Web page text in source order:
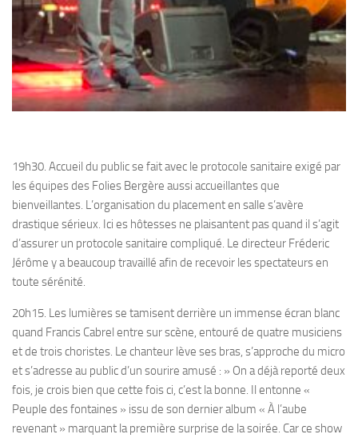
19h30. Accueil du public se fait avec le protocole sanitaire exigé par
les équipes des Folies Bergère aussi accueillantes que
bienveillantes. L’organisation du placement en salle s’avère
drastique sérieux. Ici es hôtesses ne plaisantent pas quand il s’agit
d’assurer un protocole sanitaire compliqué. Le directeur Fréderic
Jérôme y a beaucoup travaillé afin de recevoir les spectateurs en
toute sérénité.
20h15. Les lumières se tamisent derrière un immense écran blanc
quand Francis Cabrel entre sur scène, entouré de quatre musiciens
et de trois choristes. Le chanteur lève ses bras, s’approche du micro
et s’adresse au public d’un sourire amusé : » On a déjà reporté deux
fois, je crois bien que cette fois ci, c’est la bonne. Il entonne «
Peuple des fontaines » issu de son dernier album « À l’aube
revenant » marquant la première surprise de la soirée. Car ce show